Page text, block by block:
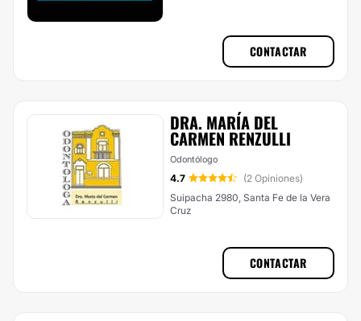
CONTACTAR
DRA. MARÍA DEL
CARMEN RENZULLI
Odontólogo
4.7
(2 Opiniones)
Suipacha 2980, Santa Fe de la Vera
Cruz
CONTACTAR